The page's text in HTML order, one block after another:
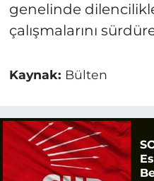
genelinde
çalışmalarını
Kaynak: Bülten